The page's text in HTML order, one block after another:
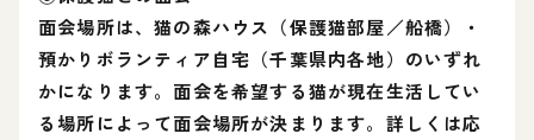
面会場所は、猫の森ハウス（保護猫部屋／船橋）・
預かりボランティア自宅（千葉県内各地）のいずれ
かになります。面会を希望する猫が現在生活してい
る場所によって面会場所が決まります。詳しくは応